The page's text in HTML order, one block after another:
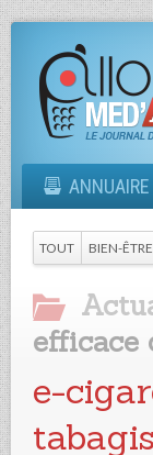
ANNUAIRE
TOUT BIEN-ÊTRE
efficace
e-